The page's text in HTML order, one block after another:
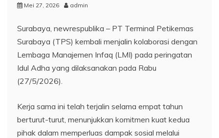
Mei 27, 2026 admin
Surabaya, newrespublika – PT Terminal Petikemas
Surabaya (TPS) kembali menjalin kolaborasi dengan
Lembaga Manajemen Infaq (LMI) pada peringatan
Idul Adha yang dilaksanakan pada Rabu
(27/5/2026).
Kerja sama ini telah terjalin selama empat tahun
berturut-turut, menunjukkan komitmen kuat kedua
pihak dalam memperluas dampak sosial melalui